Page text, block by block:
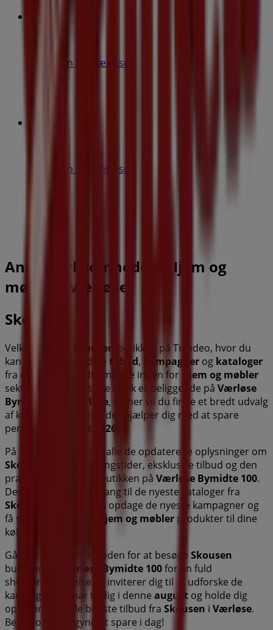
Bymidten 90, Værløse
Bymidten 75, Værløse
Andre virksomheder i Hjem og
møbler i Værløse
Skousen
Velkommen til Skousen
butikken på Tiendeo, hvor du
kan opdage de bedste tilbud, kampagner og kataloger
fra dette anerkendte mærke inden for
Hjem og møbler
sektoren. Vores fysiske butik er beliggende på Værløse
Bymidte 100
Værløse, og her vil du finde et bredt udvalg
af kvalitetsprodukter, der hjælper dig med at spare
penge hele
august 2026
På Tiendeo tilbyder vi alle de opdaterede oplysninger om
Skousen
, såsom åbningstider, eksklusive tilbud og den
præcise placering af butikken på Værløse Bymidte 100.
Derudover får du adgang til de nyeste kataloger fra
Skousen
, hvor du kan opdage de nyeste kampagner og
få store rabatter på
Hjem og møbler produkter til dine
køb i
Gå ikke glip af muligheden for at besøge Skousen
butikken på
Værløse Bymidte 100for en fuld
shoppingoplevelse. Vi inviterer dig til at udforske de
kampagner, vi har til dig i denne august og holde dig
opdateret om de bedste tilbud fra Skousen i Værløse.
Besøg os og begynd at spare i dag!